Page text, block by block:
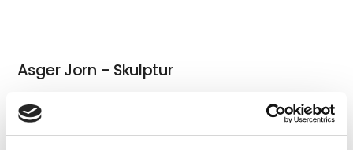
Asger Jorn - Skulptur